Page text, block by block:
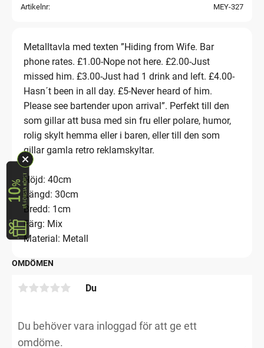
Artikelnr
MEY-327
Metalltavla med texten ”Hiding from Wife. Bar
phone rates. £1.00-Nope not here. £2.00-Just
missed him. £3.00-Just had 1 drink and left. £4.00-
Hasn´t been in all day. £5-Never heard of him.
Please see bartender upon arrival”. Perfekt till den
som gillar att busa med sin fru eller polare, humor,
rolig skylt hemma eller i baren, eller till den som
gillar gamla retro reklamskyltar.
Höjd: 40cm
Längd: 30cm
Bredd: 1cm
Färg: Mix
Material: Metall
OMDÖMEN
Du